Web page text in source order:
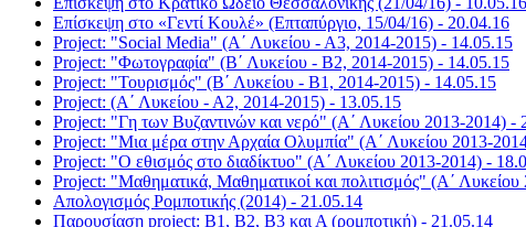
Επίσκεψη στο «Γεντί Κουλέ» (Επταπύργιο, 15/04/16) - 20.04.16
Project: "Social Media" (Α΄ Λυκείου - Α3, 2014-2015) - 14.05.15
Project: "Φωτογραφία" (Β΄ Λυκείου - Β2, 2014-2015) - 14.05.15
Project: "Τουρισμός" (Β΄ Λυκείου - Β1, 2014-2015) - 14.05.15
Project: (Α΄ Λυκείου - Α2, 2014-2015) - 13.05.15
Project: "Γη των Βυζαντινών και νερό" (Α΄ Λυκείου 2013-2014) -
Project: "Μια μέρα στην Αρχαία Ολυμπία" (Α΄ Λυκείου 2013-
Project: "Ο εθισμός στο διαδίκτυο" (Α΄ Λυκείου 2013-2014) -
Project: "Μαθηματικά, Μαθηματικοί και πολιτισμός" (Α΄
Απολογισμός Ρομποτικής (2014) - 21.05.14
Παρουσίαση project: Β1, Β2, Β3 και Α (ρομποτική) - 21.05.14